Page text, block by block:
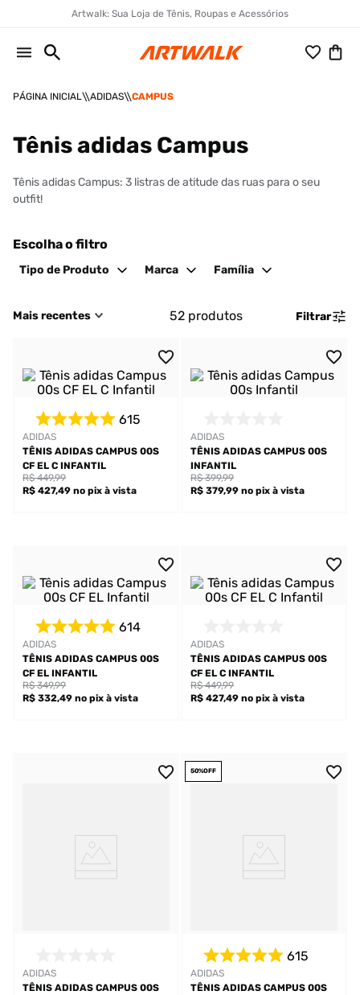
Artwalk: Sua Loja de Tênis, Roupas e Acessórios
ADIDAS CAMPUS
Tênis adidas Campus
Tênis adidas Campus: 3 listras de atitude das ruas para o seu
outfit!
Escolha o filtro
Tipo de Produto Marca Família
Mais recentes 52 produtos Filtrar
ADIDAS
615
TÊNIS ADIDAS CAMPUS 00S
CF EL C INFANTIL
R$ 427,49 no pix à vista
R$ 449,99
ADIDAS
TÊNIS ADIDAS CAMPUS 00S
INFANTIL
R$ 379,99 no pix à vista
R$ 399,99
ADIDAS
614
TÊNIS ADIDAS CAMPUS 00S
CF EL INFANTIL
R$ 332,49 no pix à vista
R$ 349,99
ADIDAS
TÊNIS ADIDAS CAMPUS 00S
CF EL C INFANTIL
R$ 427,49 no pix à vista
R$ 449,99
ADIDAS
TÊNIS ADIDAS CAMPUS 00S
50%OFF
ADIDAS
615
TÊNIS ADIDAS CAMPUS 00S